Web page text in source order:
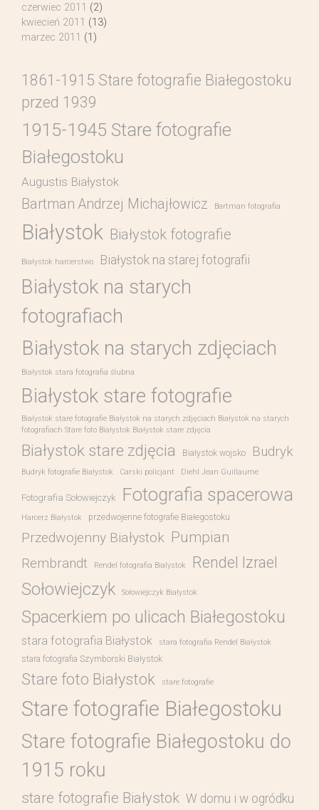
czerwiec 2011 (2)
kwiecień 2011 (13)
marzec 2011 (1)
1861-1915 Stare fotografie Białegostoku
przed 1939
1915-1945 Stare fotografie
Białegostoku
Augustis Białystok
Bartman Andrzej Michajłowicz Bartman fotografia
Białystok Białystok fotografie
Białystok harcerstwo Białystok na starej fotografii
Białystok na starych
fotografiach
Białystok na starych zdjęciach
Białystok stara fotografia ślubna
Białystok stare fotografie
Białystok stare fotografie Białystok na starych zdjęciach Białystok na starych
fotografiach Stare foto Białystok Białystok stare zdjęcia
Białystok stare zdjęcia Białystok wojsko Budryk
Budryk fotografie Białystok Carski policjant Diehl Jean Guillaume
Fotografia Sołowiejczyk Fotografia spacerowa
Harcerz Białystok przedwojenne fotografie Białegostoku
Przedwojenny Białystok Pumpian
Rembrandt Rendel fotografia Bialystok Rendel Izrael
Sołowiejczyk Sołowiejczyk Białystok
Spacerkiem po ulicach Białegostoku
stara fotografia Białystok stara fotografia Rendel Białystok
stara fotografia Szymborski Białystok
Stare foto Białystok stare fotografie
Stare fotografie Białegostoku
Stare fotografie Białegostoku do
1915 roku
stare fotografie Białystok W domu i w ogródku